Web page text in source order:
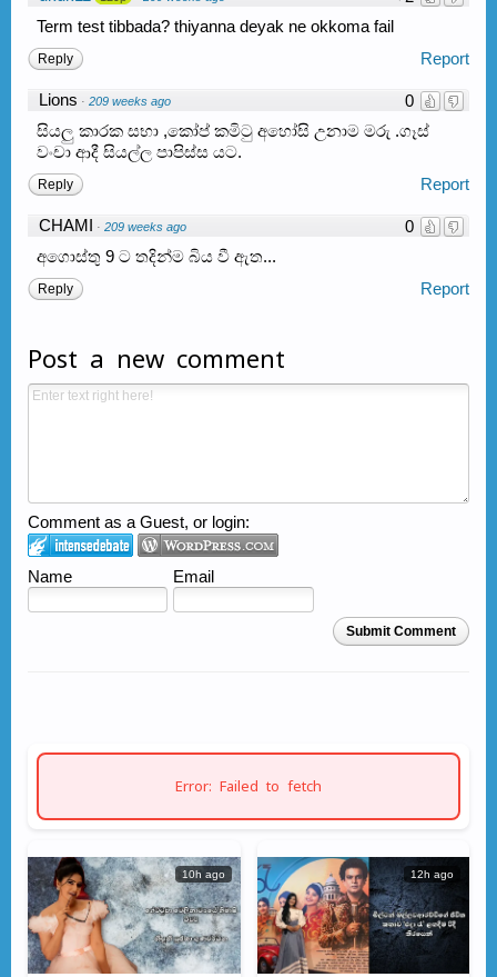
Term test tibbada? thiyanna deyak ne okkoma fail
Report
Reply
0
Lions · 209 weeks ago
සියලු කාරක සභා ,කෝප් කමිටු අහෝසි උනාම මරු .ගෑස්
වංචා ආදී සියල්ල පාපිස්ස යට.
Report
Reply
0
CHAMI · 209 weeks ago
අගොස්තු 9 ට තදින්ම බිය වී ඇත...
Report
Reply
Post a new comment
Comment as a Guest, or login:
Name Email
Submit Comment
Error: Failed to fetch
10h ago 12h ago